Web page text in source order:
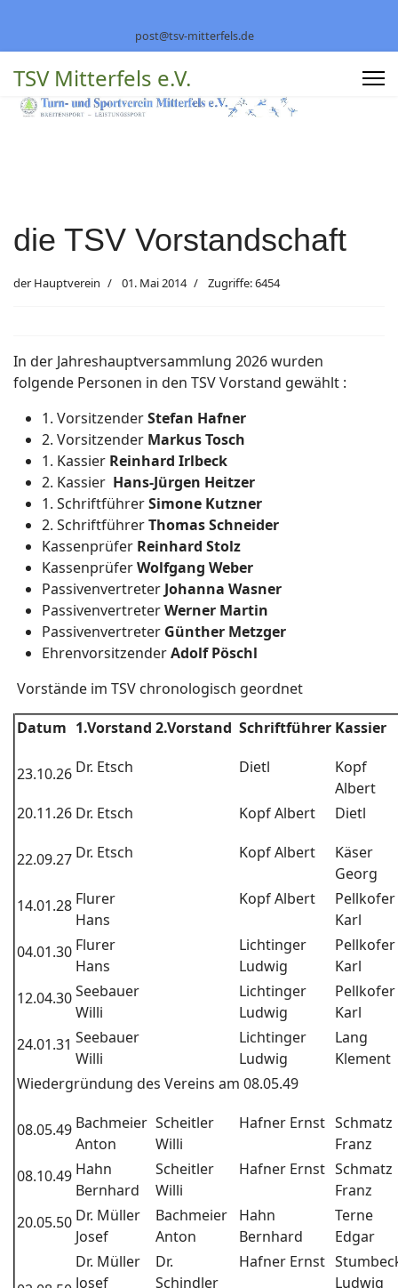
post@tsv-mitterfels.de
TSV Mitterfels e.V.
die TSV Vorstandschaft
der Hauptverein 01. Mai 2014 Zugriffe: 6454
In der Jahreshauptversammlung 2026 wurden
folgende Personen in den TSV Vorstand gewählt :
1. VorsitzenderStefan Hafner
2. Vorsitzender Markus Tosch
1. Kassier Reinhard Irlbeck
2. Kassier Hans-Jürgen Heitzer
1. SchriftführerSimone Kutzner
2. SchriftführerThomas Schneider
Kassenprüfer Reinhard Stolz
KassenprüferWolfgang Weber
Passivenvertreter Johanna Wasner
PassivenvertreterWerner Martin
Passivenvertreter Günther Metzger
EhrenvorsitzenderAdolf Pöschl
Vorstände im TSV chronologisch geordnet
Datum 1.Vorstand 2.Vorstand Schriftführer Kassier
23.10.26 Dr. Etsch Dietl
Kopf
Albert
20.11.26 Dr. Etsch Kopf Albert Dietl
22.09.27 Dr. Etsch Kopf Albert
Käser
Georg
14.01.28 Flurer
Hans
Kopf Albert
Pellkofer
Karl
04.01.30 Flurer
Hans
Lichtinger
Ludwig
Pellkofer
Karl
12.04.30Seebauer
Willi
Lichtinger
Ludwig
Pellkofer
Karl
24.01.31 Seebauer
Willi
Lichtinger
Ludwig
Lang
Klement
Wiedergründung des Vereins am 08.05.49
08.05.49 Bachmeier
Anton
Scheitler
Willi
Hafner Ernst Schmatz
Franz
08.10.49 Hahn
Bernhard
Scheitler
Willi
Hafner Ernst Schmatz
Franz
20.05.50 Dr. Müller
Josef
Bachmeier
Anton
Hahn
Bernhard
Terne
Edgar
Dr. Müller
Josef
Dr.
Schindler
Hafner Ernst
Ludwig